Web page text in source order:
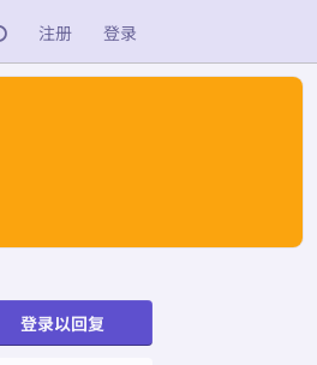
注册 登录
登录以回复